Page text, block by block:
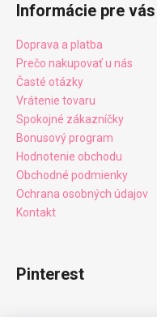
Informácie pre vás
Doprava a platba
Prečo nakupovať u nás
Časté otázky
Vrátenie tovaru
Spokojné zákazníčky
Bonusový program
Hodnotenie obchodu
Obchodné podmienky
Ochrana osobných údajov
Kontakt
Pinterest